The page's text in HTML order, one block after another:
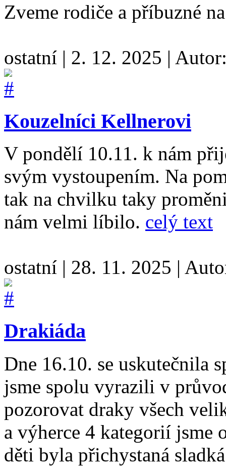
Zveme rodiče a příbuzné
ostatní | 2. 12. 2025 |
Kouzelníci Kellnerovi
V pondělí 10.11. k nám
svým vystoupením. Na
tak na chvilku taky
nám velmi líbilo. celý text
ostatní | 28. 11. 2025 |
Drakiáda
Dne 16.10. se uskutečnila
jsme spolu vyrazili v
pozorovat draky všech
a výherce 4 kategorií jsme
děti byla přichystaná